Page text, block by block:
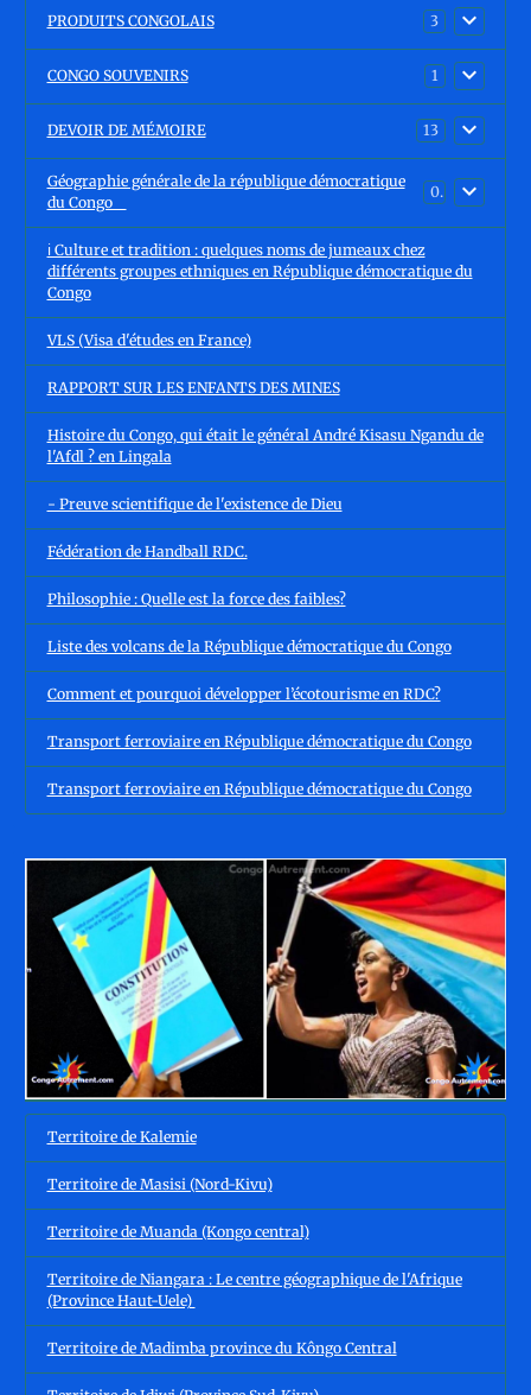
PRODUITS CONGOLAIS 3
CONGO SOUVENIRS 1
DEVOIR DE MÉMOIRE 13
Géographie générale de la république démocratique
du Congo
0
ℹ️ Culture et tradition : quelques noms de jumeaux chez
différents groupes ethniques en République démocratique du
Congo
VLS (Visa d'études en France)
RAPPORT SUR LES ENFANTS DES MINES
Histoire du Congo, qui était le général André Kisasu Ngandu de
l'Afdl ? en Lingala
- Preuve scientifique de l'existence de Dieu
Fédération de Handball RDC.
Philosophie : Quelle est la force des faibles?
Liste des volcans de la République démocratique du Congo
Comment et pourquoi développer l’écotourisme en RDC?
Transport ferroviaire en République démocratique du Congo
Transport ferroviaire en République démocratique du Congo
Territoire de Kalemie
Territoire de Masisi (Nord-Kivu)
Territoire de Muanda (Kongo central)
Territoire de Niangara : Le centre géographique de l'Afrique
(Province Haut-Uele)
Territoire de Madimba province du Kôngo Central